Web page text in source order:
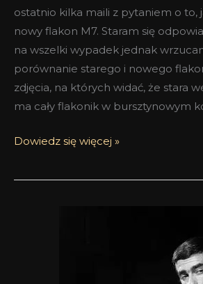
ostatnio kilka maili z pytaniem o to,
nowy flakon M7. Staram się
na wszelki wypadek jednak
porównanie starego i nowego
zdjęcia, na których widać, że stara
ma cały flakonik w bursztynowym
Dowiedz się więcej »